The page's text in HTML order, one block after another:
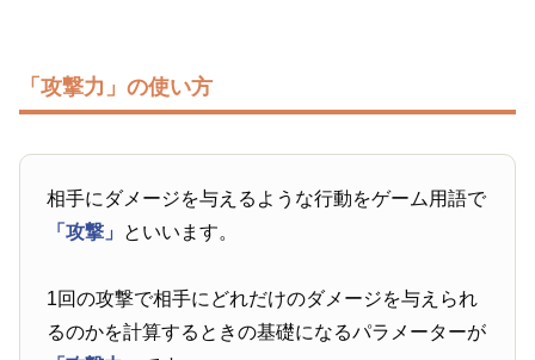
「攻撃力」の使い方
相手にダメージを与えるような行動をゲーム用語で
「攻撃」 といいます。
1回の攻撃で相手にどれだけのダメージを与えられ
るのかを計算するときの基礎になるパラメーターが